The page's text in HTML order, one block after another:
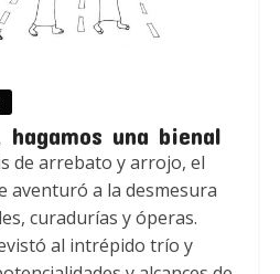
una bienal
de arrebato y arrojo, el
aventuró a la desmesura
curadurías y óperas.
al intrépido trío y